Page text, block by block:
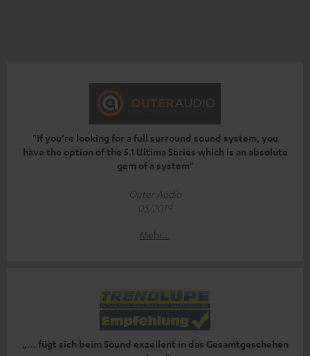
"If you’re looking for a full surround sound system, you
have the option of the 5.1 Ultima Series which is an absolute
gem of a system"
Outer Audio
05/2019
Mehr...
„… fügt sich beim Sound exzellent in das Gesamtgeschehen